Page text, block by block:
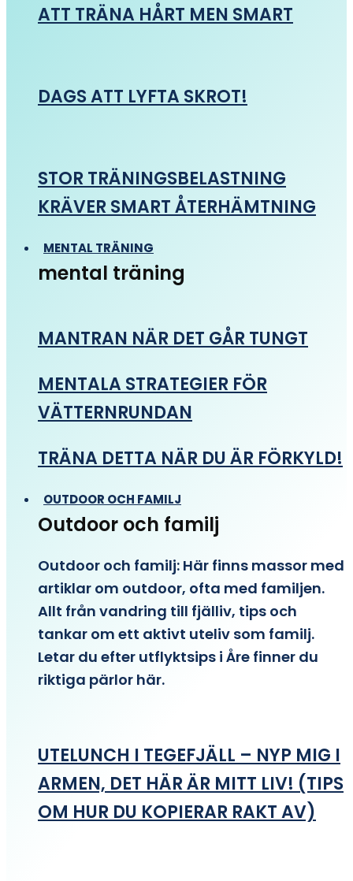
ATT TRÄNA HÅRT MEN SMART
DAGS ATT LYFTA SKROT!
STOR TRÄNINGSBELASTNING
KRÄVER SMART ÅTERHÄMTNING
MENTAL TRÄNING
mental träning
MANTRAN NÄR DET GÅR TUNGT
MENTALA STRATEGIER FÖR
VÄTTERNRUNDAN
TRÄNA DETTA NÄR DU ÄR FÖRKYLD!
OUTDOOR OCH FAMILJ
Outdoor och familj
Outdoor och familj: Här finns massor med
artiklar om outdoor, ofta med familjen.
Allt från vandring till fjälliv, tips och
tankar om ett aktivt uteliv som familj.
Letar du efter utflyktsips i Åre finner du
riktiga pärlor här.
UTELUNCH I TEGEFJÄLL – NYP MIG I
ARMEN, DET HÄR ÄR MITT LIV! (TIPS
OM HUR DU KOPIERAR RAKT AV)